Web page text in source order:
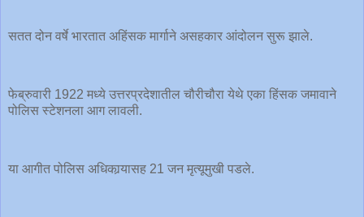
सतत दोन वर्षे भारतात अहिंसक मार्गाने असहकार आंदोलन सुरू झाले.
फेब्रुवारी 1922 मध्ये उत्तरप्रदेशातील चौरीचौरा येथे एका हिंसक जमावाने
पोलिस स्टेशनला आग लावली.
या आगीत पोलिस अधिकार्‍यासह 21 जन मृत्यूमुखी पडले.